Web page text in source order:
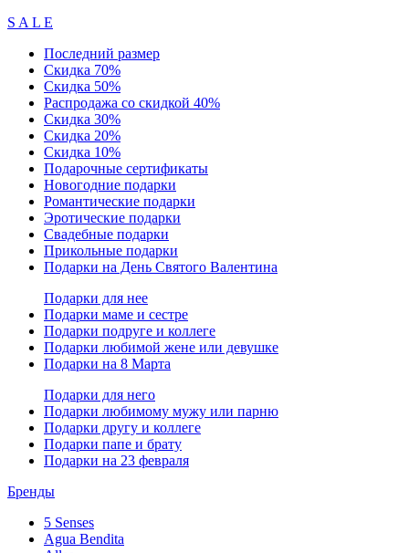
S A L E
Последний размер
Скидка 70%
Скидка 50%
Распродажа со скидкой 40%
Скидка 30%
Скидка 20%
Скидка 10%
Подарочные сертификаты
Новогодние подарки
Романтические подарки
Эротические подарки
Свадебные подарки
Прикольные подарки
Подарки на День Святого Валентина
Подарки для нее
Подарки маме и сестре
Подарки подруге и коллеге
Подарки любимой жене или девушке
Подарки на 8 Марта
Подарки для него
Подарки любимому мужу или парню
Подарки другу и коллеге
Подарки папе и брату
Подарки на 23 февраля
Бренды
5 Senses
Agua Bendita